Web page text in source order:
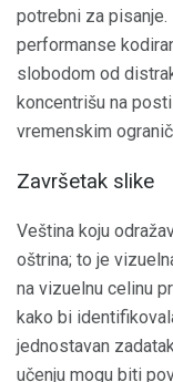
potrebni za
performanse
slobodom od
koncentrišu na
vremenskim
Završetak slike
Veština koju
oštrina; to je
na vizuelnu celinu
kako bi
jednostavan
učenju mogu biti